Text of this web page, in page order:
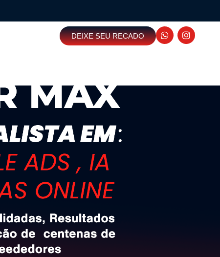
DEIXE SEU RECADO